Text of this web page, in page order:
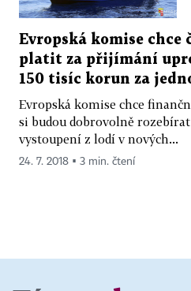
Evropská komise chce
platit za přijímání
150 tisíc korun za
Evropská komise chce
si budou dobrovolně
vystoupení z lodí v nových...
24. 7. 2018 ▪ 3 min. čtení